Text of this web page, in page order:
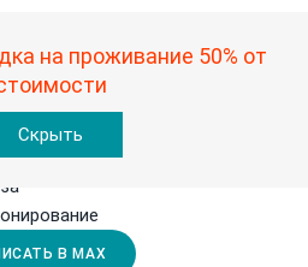
8-913-794-37-05
8-913-380-77-75
В MAX
на проживание 50% от
Скрыть